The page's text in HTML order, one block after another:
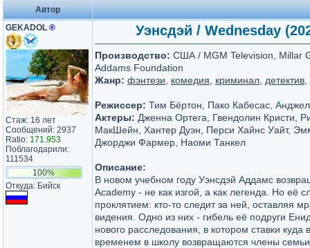
Автор
GEKADOL ®
Стаж: 16 лет
Сообщений: 2937
Ratio: 171.953
Поблагодарили:
111534
100%
Откуда: Бийск
Уэнсдэй / Wednesday
Производство: США / MGM Television, Millar
Addams Foundation
Жанр: фэнтези комедия криминал детектив
Режиссер: Тим Бёртон, Пако Кабесас,
Актеры: Дженна Ортега, Гвендолин Кристи,
МакШейн, Хантер Дуэн, Перси Хайнс Уайт,
Джорджи Фармер, Наоми Танкел
Описание:
В новом учебном году Уэнсдэй Аддамс
Academy - не как изгой, а как легенда. Но её
проклятием: кто-то следит за ней, оставляя
видения. Одно из них - гибель её подруги
нового расследования, в котором ставки
временем в школу возвращаются члены